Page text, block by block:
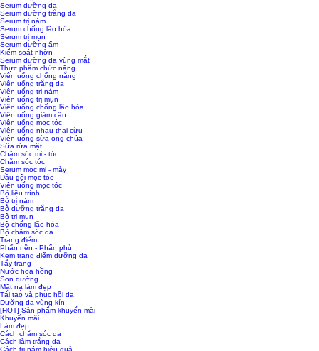
Serum dưỡng da
Serum dưỡng trắng da
Serum trị nám
Serum chống lão hóa
Serum trị mụn
Serum dưỡng ẩm
Kiểm soát nhờn
Serum dưỡng da vùng mắt
Thực phẩm chức năng
Viên uống chống nắng
Viên uống trắng da
Viên uống trị nám
Viên uống trị mụn
Viên uống chống lão hóa
Viên uống giảm cân
Viên uống mọc tóc
Viên uống nhau thai cừu
Viên uống sữa ong chúa
Sữa rửa mặt
Chăm sóc mi - tóc
Chăm sóc tóc
Serum mọc mi - mày
Dầu gội mọc tóc
Viên uống mọc tóc
Bộ liệu trình
Bộ trị nám
Bộ dưỡng trắng da
Bộ trị mụn
Bộ chống lão hóa
Bộ chăm sóc da
Trang điểm
Phấn nền - Phấn phủ
Kem trang điểm dưỡng da
Tẩy trang
Nước hoa hồng
Son dưỡng
Mặt nạ làm đẹp
Tái tạo và phục hồi da
Dưỡng da vùng kín
[HOT] Sản phẩm khuyến mãi
Khuyến mãi
Làm đẹp
Cách chăm sóc da
Cách làm trắng da
Cách trị nám hiệu quả